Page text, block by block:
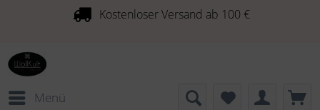
Kostenloser Versand ab 100 €
Menü